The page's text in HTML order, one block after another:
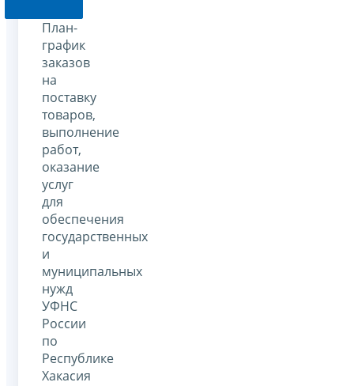
План-
график
заказов
на
поставку
товаров,
выполнение
работ,
оказание
услуг
для
обеспечения
государственных
и
муниципальных
нужд
УФНС
России
по
Республике
Хакасия